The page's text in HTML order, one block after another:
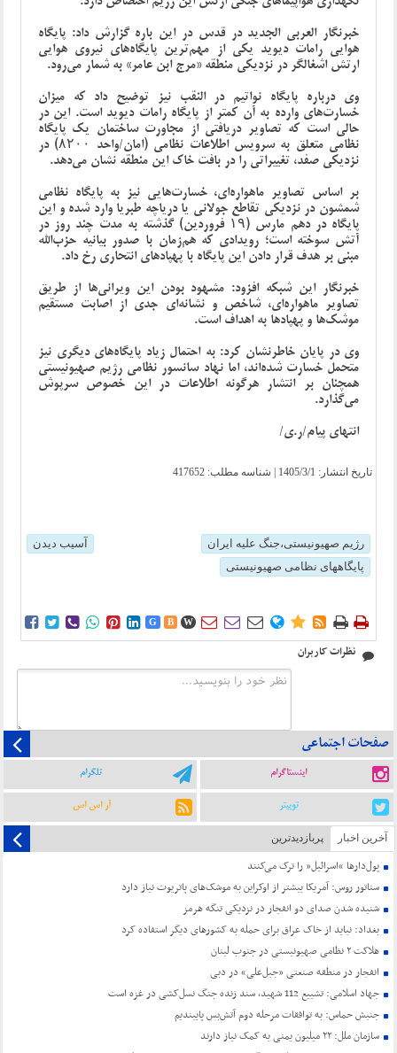
خبرنگار العربی الجدید در قدس در این باره گزارش داد: پایگاه
هوایی رامات دیوید یکی از مهم‌ترین پایگاه‌های نیروی هوایی
ارتش اشغالگر در نزدیکی منطقه «مرج ابن عامر» به شمار می‌رود.
وی درباره پایگاه نواتیم در النقب نیز توضیح داد که میزان
خسارت‌های وارده به آن کمتر از پایگاه رامات دیوید است. این در
حالی است که تصاویر دریافتی از مجاورت ساختمان یک پایگاه
نظامی متعلق به سرویس اطلاعات نظامی (امان/واحد ۸۲۰۰) در
نزدیکی صفد، تغییراتی را در بافت خاک این منطقه نشان می‌دهد.
بر اساس تصاویر ماهواره‌ای، خسارت‌هایی نیز به پایگاه نظامی
شمشون در نزدیکی تقاطع جولانی یا دریاچه طبریا وارد شده و این
پایگاه در دهم مارس (۱۹ فروردین) گذشته به مدت چند روز در
آتش سوخته است؛ رویدادی که هم‌زمان با صدور بیانیه حزب‌الله
مبنی بر هدف قرار دادن این پایگاه با پهپادهای انتحاری رخ داد.
خبرنگار این شبکه افزود: مشهود بودن این ویرانی‌ها از طریق
تصاویر ماهواره‌ای، شاخص و نشانه‌ای جدی از اصابت مستقیم
موشک‌ها و پهپادها به اهداف است.
وی در پایان خاطرنشان کرد: به احتمال زیاد پایگاه‌های دیگری نیز
متحمل خسارت شده‌اند، اما نهاد سانسور نظامی رژیم صهیونیستی
همچنان بر انتشار هرگونه اطلاعات در این خصوص سرپوش
می‌گذارد.
انتهای پیام/ر.ی/
تاریخ انتشار: 1405/3/1 | شناسه مطلب: 417652
رژیم صهیونیستی،جنگ علیه ایران
آسیب دیدن
پایگاههای نظامی صهیونیستی
      G B W        
نظرات کاربران
صفحات اجتماعی
اینستاگرام تلگرام
توییتر آر اس اس
آخرین اخبار پربازدیدترین
پول‌دارها “اسرائیل” را ترک می‌کنند
سناتور روس: آمریکا بیشتر از اوکراین به موشک‌های پاتریوت نیاز دارد
شنیده شدن صدای دو انفجار در نزدیکی تنگه هرمز
بغداد: نباید از خاک عراق برای حمله به کشورهای دیگر استفاده کرد
هلاکت ۲ نظامی صهیونیستی در جنوب لبنان
انفجار در منطقه صنعتی «جبل‌علی» در دبی
جهاد اسلامی: تشییع 112 شهید، سند زنده جنگ نسل‌کشی در غزه است
جنبش حماس: به توافقات مرحله دوم آتش‌بس پایبندیم
سازمان ملل: ۲۲ میلیون یمنی به کمک نیاز دارند